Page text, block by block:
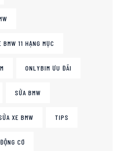
11 HẠNG MỤC
ONLYBIM ƯU ĐÃI
SỬA BMW
XE BMW TIPS
CƠ